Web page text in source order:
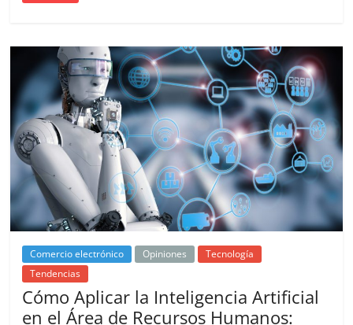
Comercio electrónico Opiniones
Tecnología
Tendencias
Cómo Aplicar la Inteligencia Artificial
en el Área de Recursos Humanos: